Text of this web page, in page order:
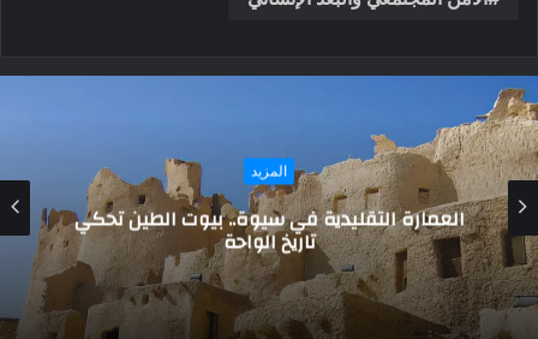
المزيد
سؤال وجواب .. في فلسفة الحضور والغياب